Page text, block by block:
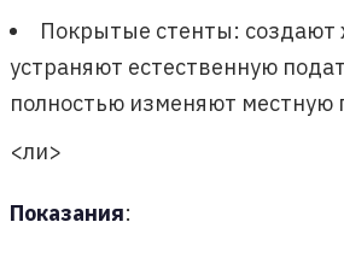
Покрытые стенты: создают
устраняют естественную
полностью изменяют местную
<ли>
Показания: